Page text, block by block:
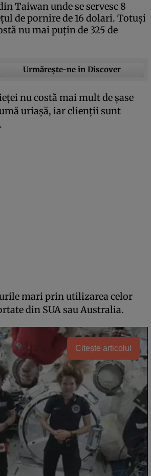
Taiwan unde se servesc 8
de pornire de 16 dolari. Totuşi
nu mai puţin de 325 de
Urmărește-ne in Discover
nu costă mai mult de şase
uriaşă, iar clienţii sunt
mari prin utilizarea celor
din SUA sau Australia.
Citește articolul